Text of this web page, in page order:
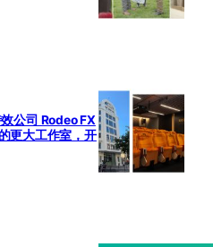
公司 Rodeo FX
更大工作室，开